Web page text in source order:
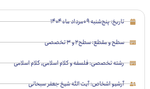
تاریخ:پنج‌شنبه ۰۹مرداد ماه ۱۴۰۴
سطح و مقطع:سطح۲ و ۳ تخصصی
رشته تخصصی:فلسفه و کلام اسلامی,کلام اسلامی
آرشیو اشخاص:آیت الله شیخ جعفر سبحانی